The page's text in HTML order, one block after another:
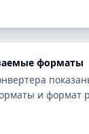
форматы
и формат